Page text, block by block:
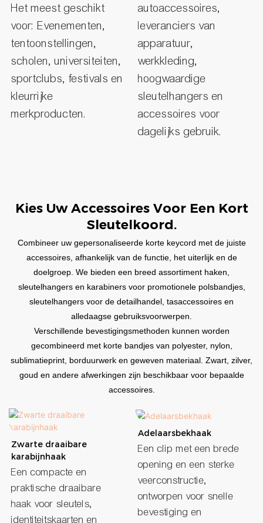
Het meest geschikt
voor: Evenementen,
tentoonstellingen,
scholen, universiteiten,
sportclubs, festivals en
kleurrijke
merkproducten.
autoaccessoires,
leveranciers van
apparatuur,
werkkleding,
hoogwaardige
sleutelhangers en
accessoires voor
dagelijks gebruik.
Kies Uw Accessoires Voor Een Kort
Sleutelkoord.
Combineer uw gepersonaliseerde korte keycord met de juiste
accessoires, afhankelijk van de functie, het uiterlijk en de
doelgroep. We bieden een breed assortiment haken,
sleutelhangers en karabiners voor promotionele polsbandjes,
sleutelhangers voor de detailhandel, tasaccessoires en
alledaagse gebruiksvoorwerpen.
Verschillende bevestigingsmethoden kunnen worden
gecombineerd met korte bandjes van polyester, nylon,
sublimatieprint, borduurwerk en geweven materiaal. Zwart, zilver,
goud en andere afwerkingen zijn beschikbaar voor bepaalde
accessoires.
Zwarte draaibare
karabijnhaak
Een compacte en
praktische draaibare
haak voor sleutels,
identiteitskaarten en
Adelaarsbekhaak
Een clip met een brede
opening en een sterke
veerconstructie,
ontworpen voor snelle
bevestiging en